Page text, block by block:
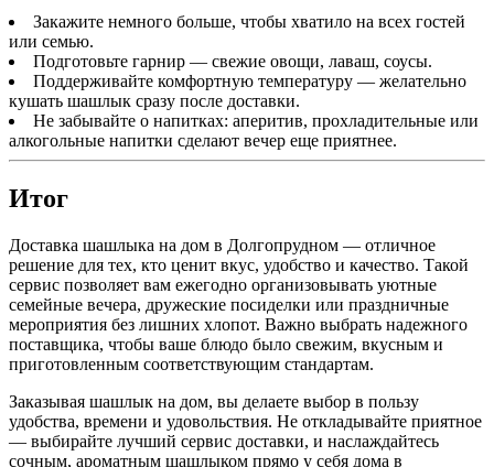
Закажите немного больше, чтобы хватило на всех гостей
или семью.
Подготовьте гарнир — свежие овощи, лаваш, соусы.
Поддерживайте комфортную температуру — желательно
кушать шашлык сразу после доставки.
Не забывайте о напитках: аперитив, прохладительные или
алкогольные напитки сделают вечер еще приятнее.
Итог
Доставка шашлыка на дом в Долгопрудном — отличное
решение для тех, кто ценит вкус, удобство и качество. Такой
сервис позволяет вам ежегодно организовывать уютные
семейные вечера, дружеские посиделки или праздничные
мероприятия без лишних хлопот. Важно выбрать надежного
поставщика, чтобы ваше блюдо было свежим, вкусным и
приготовленным соответствующим стандартам.
Заказывая шашлык на дом, вы делаете выбор в пользу
удобства, времени и удовольствия. Не откладывайте приятное
— выбирайте лучший сервис доставки, и наслаждайтесь
сочным, ароматным шашлыком прямо у себя дома в